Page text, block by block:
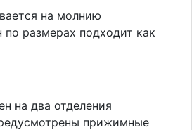
на молнию
размерах подходит как
на два отделения
прижимные